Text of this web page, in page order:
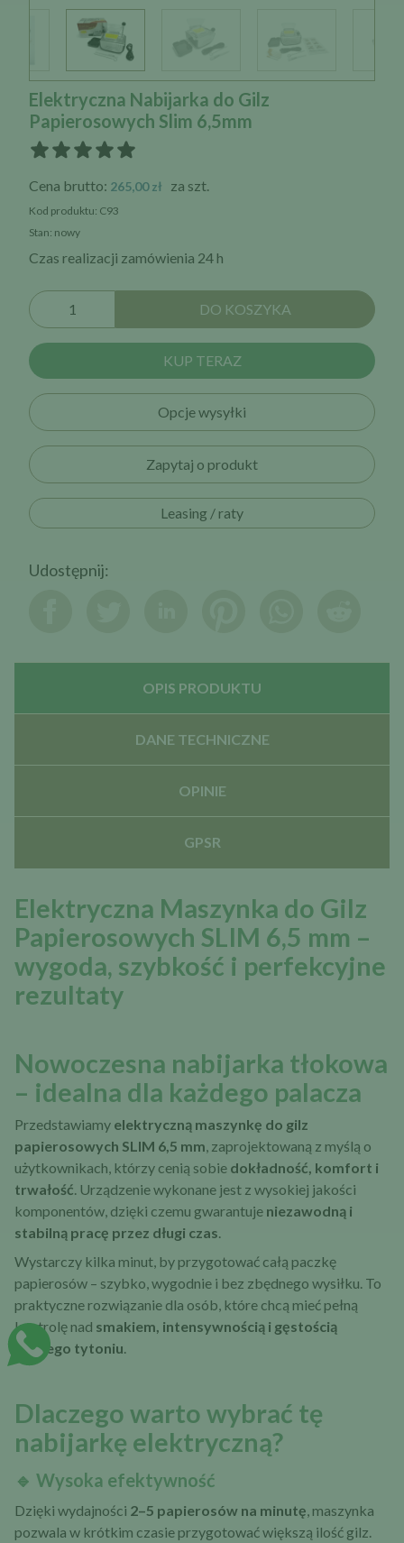
Elektryczna Nabijarka do Gilz
Papierosowych Slim 6,5mm
Cena brutto: 265,00 zł za szt.
Kod produktu: C93
Stan: nowy
Czas realizacji zamówienia 24 h
DO KOSZYKA
KUP TERAZ
Opcje wysyłki
Zapytaj o produkt
Leasing / raty
Udostępnij:
OPIS PRODUKTU
DANE TECHNICZNE
OPINIE
GPSR
Elektryczna Maszynka do Gilz
Papierosowych SLIM 6,5 mm –
wygoda, szybkość i perfekcyjne
rezultaty
Nowoczesna nabijarka tłokowa
– idealna dla każdego palacza
Przedstawiamy elektryczną maszynkę do gilz
papierosowych SLIM 6,5 mm, zaprojektowaną z myślą o
użytkownikach, którzy cenią sobie dokładność, komfort i
trwałość. Urządzenie wykonane jest z wysokiej jakości
komponentów, dzięki czemu gwarantuje niezawodną i
stabilną pracę przez długi czas.
Wystarczy kilka minut, by przygotować całą paczkę
papierosów – szybko, wygodnie i bez zbędnego wysiłku. To
praktyczne rozwiązanie dla osób, które chcą mieć pełną
kontrolę nad smakiem, intensywnością i gęstością
swojego tytoniu.
Dlaczego warto wybrać tę
nabijarkę elektryczną?
🔹 Wysoka efektywność
Dzięki wydajności 2–5 papierosów na minutę, maszynka
pozwala w krótkim czasie przygotować większą ilość gilz.